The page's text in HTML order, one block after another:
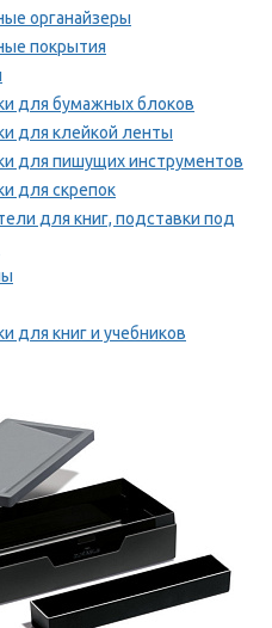
органайзеры
покрытия
для бумажных блоков
для клейкой ленты
для пишущих инструментов
для скрепок
для книг, подставки под
для книг и учебников